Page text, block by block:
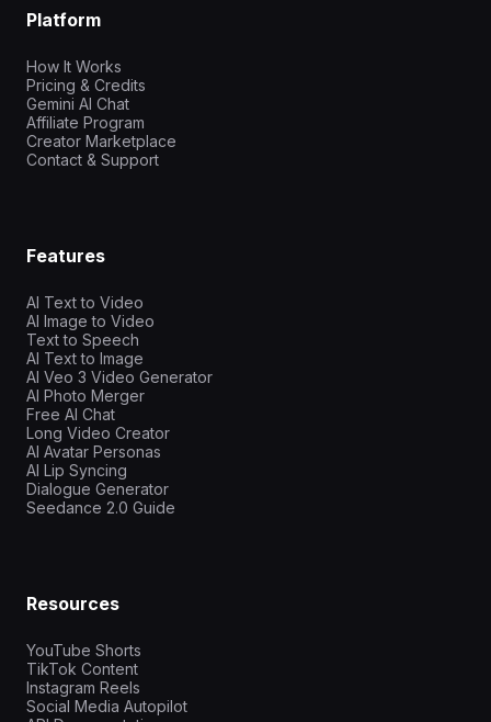
Platform
How It Works
Pricing & Credits
Gemini AI Chat
Affiliate Program
Creator Marketplace
Contact & Support
Features
AI Text to Video
AI Image to Video
Text to Speech
AI Text to Image
AI Veo 3 Video Generator
AI Photo Merger
Free AI Chat
Long Video Creator
AI Avatar Personas
AI Lip Syncing
Dialogue Generator
Seedance 2.0 Guide
Resources
YouTube Shorts
TikTok Content
Instagram Reels
Social Media Autopilot